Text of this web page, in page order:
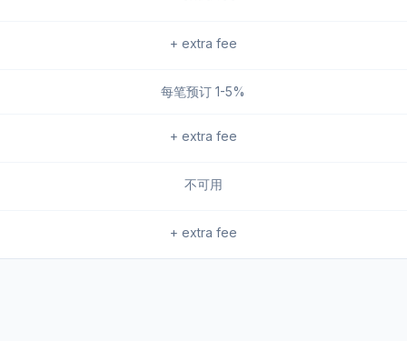
+ extra fee
每笔预订 1-5%
+ extra fee
不可用
+ extra fee